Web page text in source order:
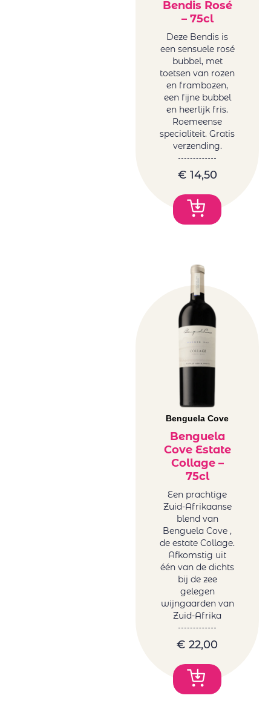
Bendis Rosé
– 75cl
Deze Bendis is
een sensuele rosé
bubbel, met
toetsen van rozen
en frambozen,
een fijne bubbel
en heerlijk fris.
Roemeense
specialiteit. Gratis
verzending.
€ 14,50
Benguela Cove
Benguela
Cove Estate
Collage –
75cl
Een prachtige
Zuid-Afrikaanse
blend van
Benguela Cove ,
de estate Collage.
Afkomstig uit
één van de dichts
bij de zee
gelegen
wijngaarden van
Zuid-Afrika
€ 22,00